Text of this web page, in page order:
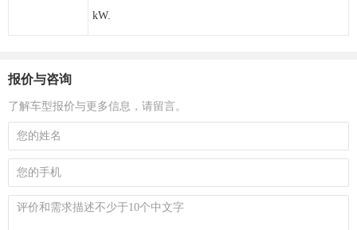
kW.
报价与咨询
了解车型报价与更多信息，请留言。